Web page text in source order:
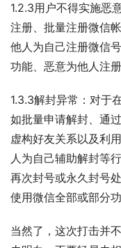
1.2.3用户不得实施恶
注册、批量注册微信
他人为自己注册微信
功能、恶意为他人注
1.3.3解封异常：对于
如批量申请解封、通
虚构好友关系以及利
人为自己辅助解封等
再次封号或永久封号
使用微信全部或部分
当然了，这次打击并